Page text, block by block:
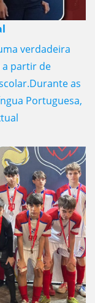
verdadeira
a partir de
as
Portuguesa,